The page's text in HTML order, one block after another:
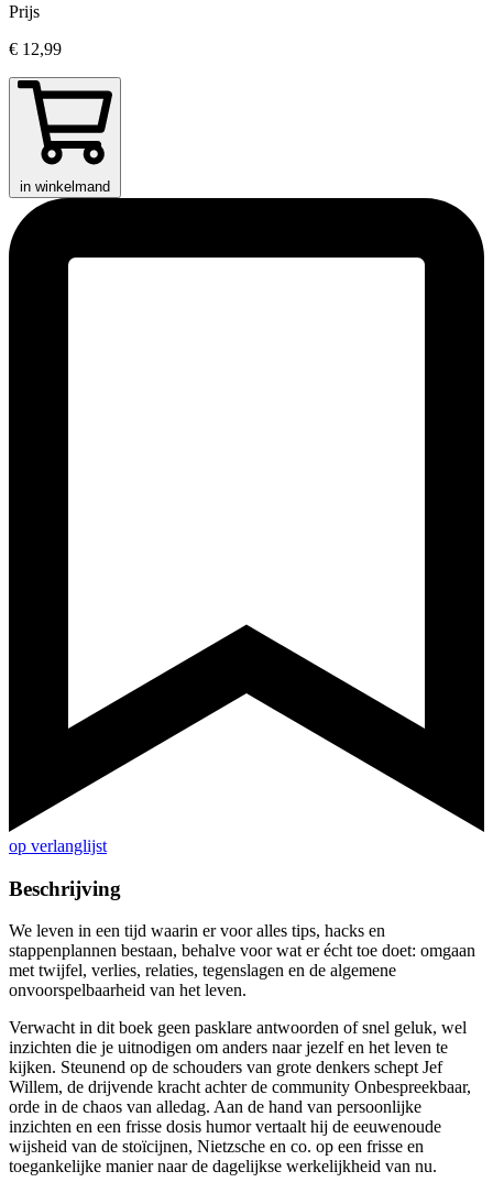
Prijs
€ 12,99
in winkelmand
op verlanglijst
Beschrijving
We leven in een tijd waarin er voor alles tips, hacks en
stappenplannen bestaan, behalve voor wat er écht toe doet: omgaan
met twijfel, verlies, relaties, tegenslagen en de algemene
onvoorspelbaarheid van het leven.
Verwacht in dit boek geen pasklare antwoorden of snel geluk, wel
inzichten die je uitnodigen om anders naar jezelf en het leven te
kijken. Steunend op de schouders van grote denkers schept Jef
Willem, de drijvende kracht achter de community Onbespreekbaar,
orde in de chaos van alledag. Aan de hand van persoonlijke
inzichten en een frisse dosis humor vertaalt hij de eeuwenoude
wijsheid van de stoïcijnen, Nietzsche en co. op een frisse en
toegankelijke manier naar de dagelijkse werkelijkheid van nu.